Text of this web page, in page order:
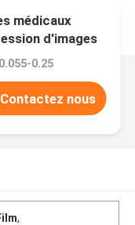
médicaux
d'images
0.25
Contactez nous
,